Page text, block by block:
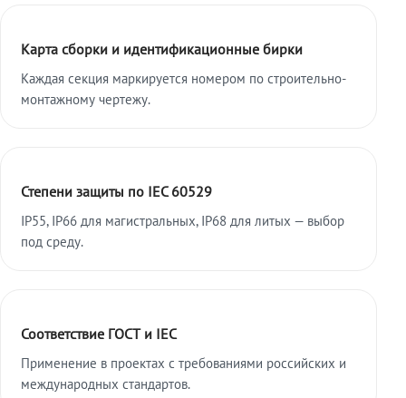
Карта сборки и идентификационные бирки
Каждая секция маркируется номером по строительно-
монтажному чертежу.
Степени защиты по IEC 60529
IP55, IP66 для магистральных, IP68 для литых — выбор
под среду.
Соответствие ГОСТ и IEC
Применение в проектах с требованиями российских и
международных стандартов.